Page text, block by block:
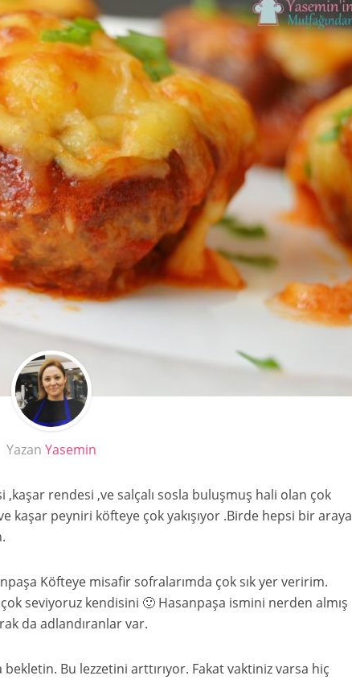
Yazan Yasemin
rendesi ,ve salçalı sosla buluşmuş hali olan çok
kaşar peyniri köfteye çok yakışıyor .Birde hepsi bir araya
Köfteye misafir sofralarımda çok sık yer veririm.
seviyoruz kendisini 🙂 Hasanpaşa ismini nerden almış
da adlandıranlar var.
bekletin. Bu lezzetini arttırıyor. Fakat vaktiniz varsa hiç